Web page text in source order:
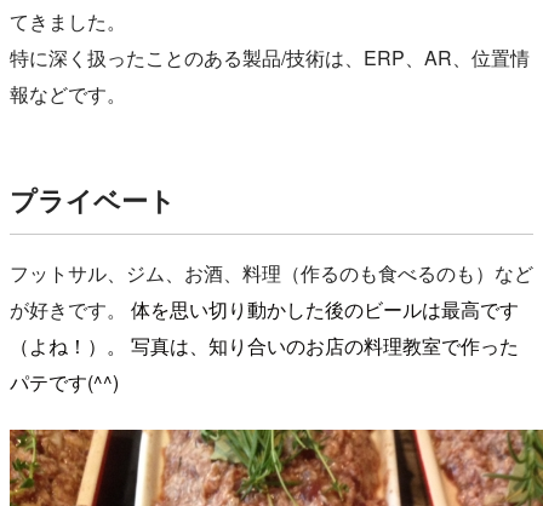
てきました。
特に深く扱ったことのある製品/技術は、ERP、AR、 位置情
報などです。
プライベート
フットサル、ジム、お酒、料理（作るのも食べるのも） など
が好きです。 体を思い切り動かした後のビールは最高です
（よね！）。 写真は、知り合いのお店の料理教室で作った
パテです(^^)